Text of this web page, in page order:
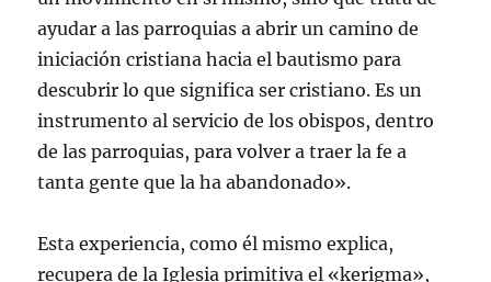
ayudar a las parroquias a abrir un camino de
iniciación cristiana hacia el bautismo para
descubrir lo que significa ser cristiano. Es un
instrumento al servicio de los obispos, dentro
de las parroquias, para volver a traer la fe a
tanta gente que la ha abandonado».
Esta experiencia, como él mismo explica,
recupera de la Iglesia primitiva el «kerigma»,